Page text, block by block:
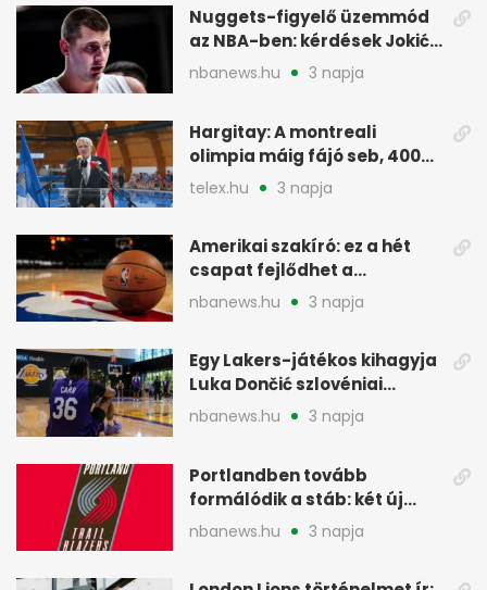
Nuggets-figyelő üzemmód
az NBA-ben: kérdések Jokić
jövőjéről
nbanews.hu 3 napja
Hargitay: A montreali
olimpia máig fájó seb, 400
vegyesen 4. lett
telex.hu 3 napja
Amerikai szakíró: ez a hét
csapat fejlődhet a
legtöbbet az NBA-ben
nbanews.hu 3 napja
Egy Lakers-játékos kihagyja
Luka Dončić szlovéniai
minicampjét
nbanews.hu 3 napja
Portlandben tovább
formálódik a stáb: két új
szakember a Blazersnél
nbanews.hu 3 napja